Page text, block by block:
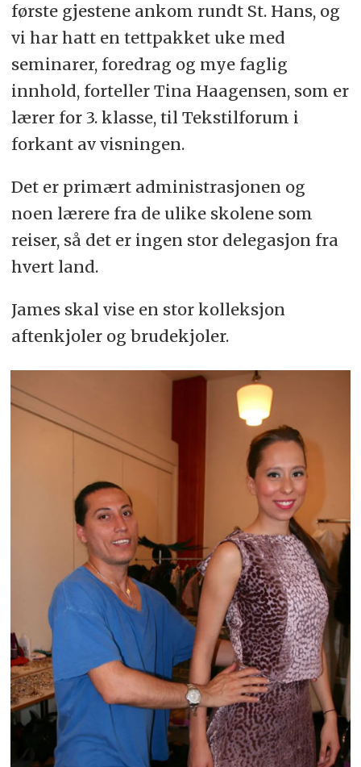
første gjestene ankom rundt St. Hans, og
vi har hatt en tettpakket uke med
seminarer, foredrag og mye faglig
innhold, forteller Tina Haagensen, som er
lærer for 3. klasse, til Tekstilforum i
forkant av visningen.
Det er primært administrasjonen og
noen lærere fra de ulike skolene som
reiser, så det er ingen stor delegasjon fra
hvert land.
James skal vise en stor kolleksjon
aftenkjoler og brudekjoler.